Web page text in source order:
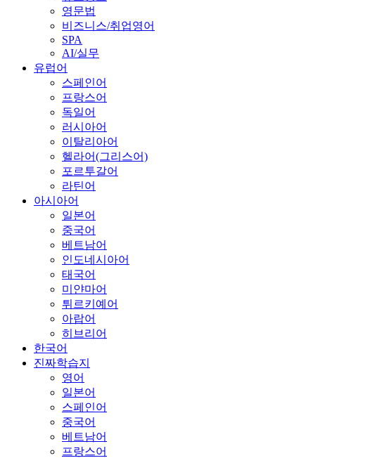
영문법
비즈니스/취업영어
SPA
AI/실무
유럽어
스페인어
프랑스어
독일어
러시아어
이탈리아어
헬라어(그리스어)
포르투갈어
라틴어
아시아어
일본어
중국어
베트남어
인도네시아어
태국어
미얀마어
튀르키예어
아랍어
히브리어
한국어
진짜학습지
영어
일본어
스페인어
중국어
베트남어
프랑스어